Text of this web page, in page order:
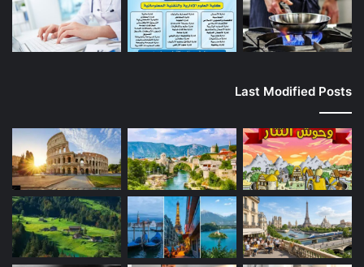
Last Modified Posts